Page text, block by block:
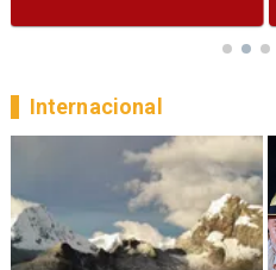
Internacional